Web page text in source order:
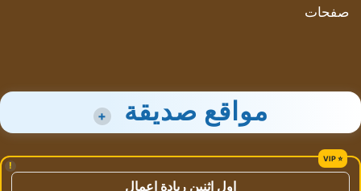
صفحات
مواقع صديقة +
!
اول اثنين ريادة اعمال